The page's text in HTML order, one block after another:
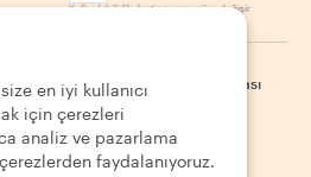
Kullanılabilirlik destinasyona göre değişir
Gizlilik Politikası | Site haritası
en iyi kullanıcı
için çerezleri
analiz ve pazarlama
faydalanıyoruz.